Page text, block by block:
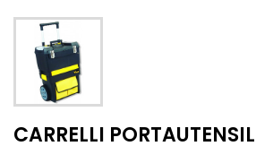
CARRELLI